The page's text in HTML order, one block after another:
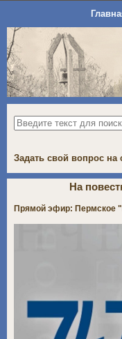
Задать свой вопрос на
На
Прямой эфир: Пермское